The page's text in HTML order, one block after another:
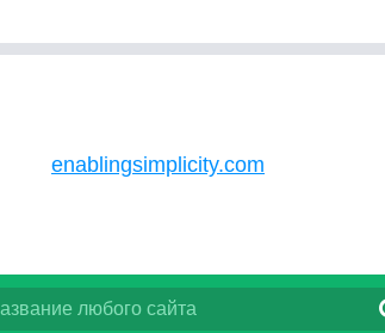
enablingsimplicity.com